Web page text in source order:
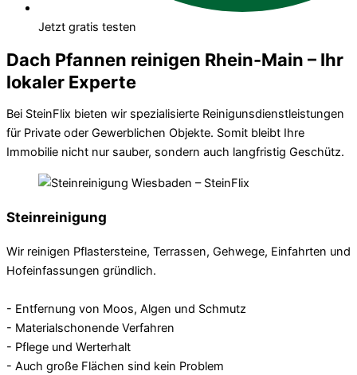
Jetzt gratis testen
Dach Pfannen reinigen Rhein-Main – Ihr
lokaler Experte
Bei SteinFlix bieten wir spezialisierte Reinigunsdienstleistungen
für Private oder Gewerblichen Objekte. Somit bleibt Ihre
Immobilie nicht nur sauber, sondern auch langfristig Geschütz.
Steinreinigung
Wir reinigen Pflastersteine, Terrassen, Gehwege, Einfahrten und
Hofeinfassungen gründlich.
- Entfernung von Moos, Algen und Schmutz
- Materialschonende Verfahren
- Pflege und Werterhalt
- Auch große Flächen sind kein Problem